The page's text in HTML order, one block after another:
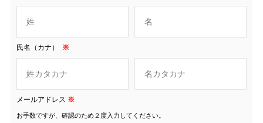
氏名（カナ） ※
メールアドレス ※
お手数ですが、確認のため２度入力してください。